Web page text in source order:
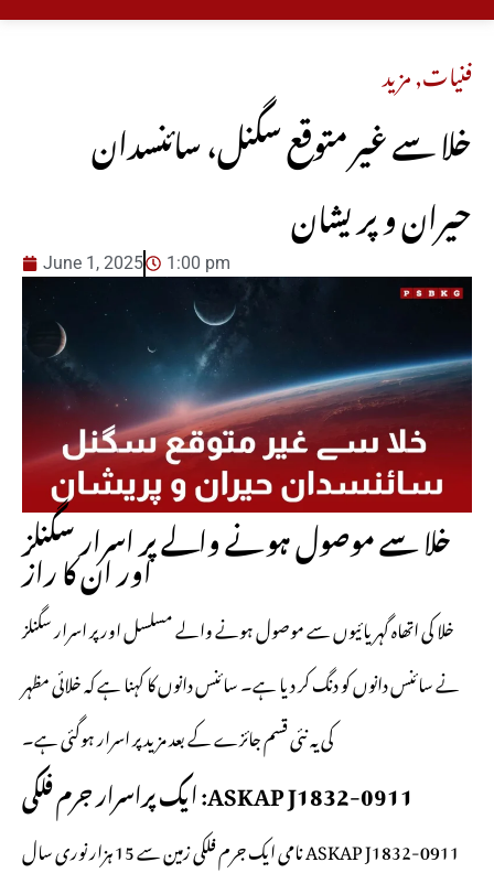
فنیات,مزید
خلا سے غیر متوقع سگنل، سائنسدان
حیران و پریشان
June 1, 2025 1:00 pm
خلا سے موصول ہونے والے پر اسرار سگنلز
اور ان کا راز
خلا کی اتھاہ گہریائیوں سے موصول ہونے والے مسلسل اور پر اسرار سگنلز
نے سائنس دانوں کو دنگ کر دیا ہے۔ سائنس دانوں کا کہنا ہے کہ خلائی مظہر
کی یہ نئی قسم جائزے کے بعد مزید پر اسرار ہوگئی ہے۔
ASKAP J1832-0911: ایک پراسرار جرم فلکی
ASKAP J1832-0911 نامی ایک جرم فلکی زمین سے 15 ہزار نوری سال